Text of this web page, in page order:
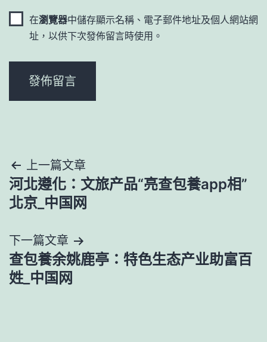
在瀏覽器中儲存顯示名稱、電子郵件地址及個人網站網
址，以供下次發佈留言時使用。
文
章
覽
上一篇文章
河北遵化：文旅产品“亮查包養app相”
北京_中国网
下一篇文章
查包養余姚鹿亭：特色生态产业助富百
姓_中国网